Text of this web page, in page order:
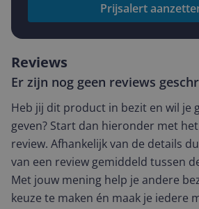
Prijsalert
Reviews
Er zijn nog geen reviews
Heb jij dit product in bezit en wil je
geven? Start dan hieronder met
review. Afhankelijk van de details
van een review gemiddeld tussen
Met jouw mening help je andere
keuze te maken én maak je iedere